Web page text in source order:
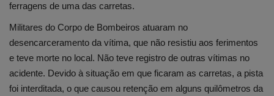
ferragens de uma das carretas.
Militares do Corpo de Bombeiros atuaram no
desencarceramento da vítima, que não resistiu aos ferimentos
e teve morte no local. Não teve registro de outras vítimas no
acidente. Devido à situação em que ficaram as carretas, a pista
foi interditada, o que causou retenção em alguns quilômetros da